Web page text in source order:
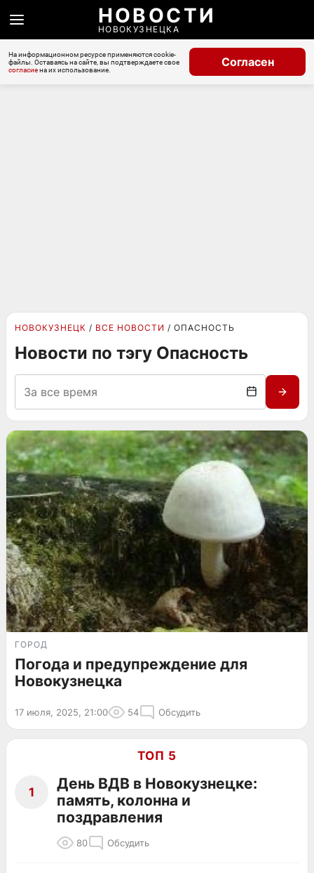
НОВОСТИ
НОВОКУЗНЕЦКА
На информационном ресурсе применяются cookie-
файлы. Оставаясь на сайте, вы подтверждаете свое
согласиена их использование.
Согласен
НОВОКУЗНЕЦК ВСЕ НОВОСТИ ОПАСНОСТЬ
Новости по тэгу Опасность
ГОРОД
Погода и предупреждение для
Новокузнецка
17 июля, 2025, 21:00 54 Обсудить
ТОП 5
1
День ВДВ в Новокузнецке:
память, колонна и
поздравления
80 Обсудить